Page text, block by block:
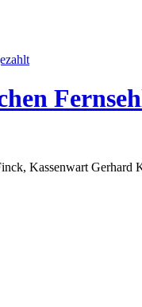
Kassenwart